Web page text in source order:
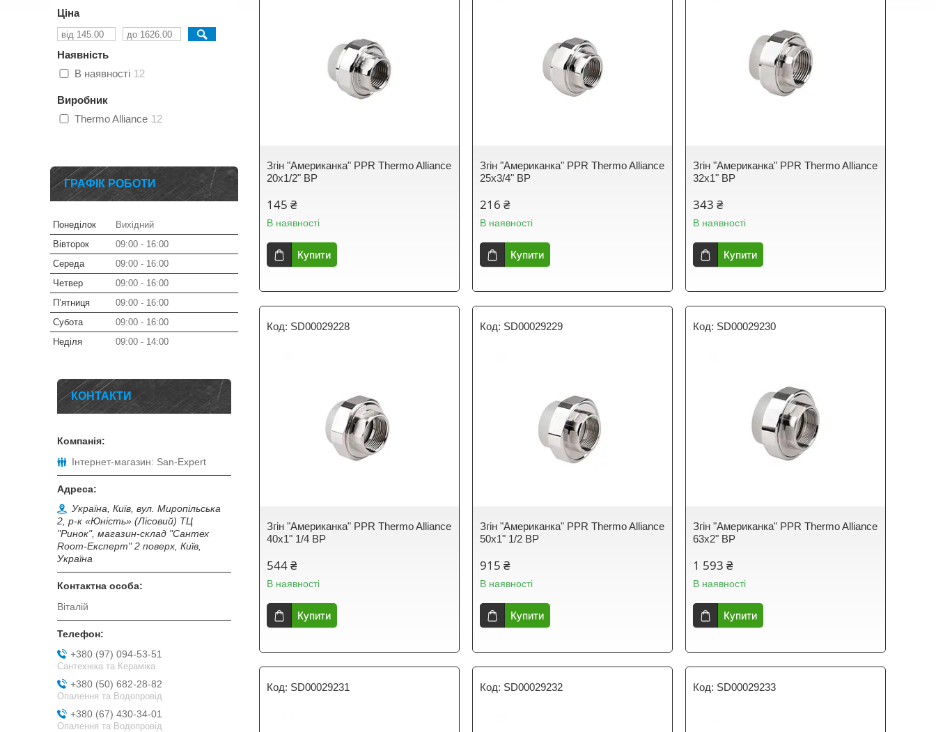
Згін "Американка" PPR Thermo Alliance
20х1/2" ВР
145 ₴
В наявності
Купити
Згін "Американка" PPR Thermo Alliance
25х3/4" ВР
216 ₴
В наявності
Купити
Згін "Американка" PPR Thermo Alliance
32х1" ВР
343 ₴
В наявності
Купити
SD00029228
Згін "Американка" PPR Thermo Alliance
40х1" 1/4 ВР
544 ₴
В наявності
Купити
SD00029229
Згін "Американка" PPR Thermo Alliance
50х1" 1/2 ВР
915 ₴
В наявності
Купити
SD00029230
Згін "Американка" PPR Thermo Alliance
63х2" ВР
1 593 ₴
В наявності
Купити
SD00029231 SD00029232 SD00029233
Ціна
Наявність
В наявності 12
Виробник
Thermo Alliance 12
ГРАФІК РОБОТИ
Понеділок
Вихідний
Вівторок
09:00
16:00
Середа
09:00
16:00
Четвер
09:00
16:00
Пʼятниця
09:00
16:00
Субота
09:00
16:00
Неділя
09:00 14:00
КОНТАКТИ
Інтернет-магазин: San-Expert
Україна, Київ, вул. Миропільська
2, р-к «Юність» (Лісовий) ТЦ
"Ринок", магазин-склад "Сантех
Room-Експерт" 2 поверх, Київ,
Україна
Віталій
+380 (97) 094-53-51
Сантехніка та Кераміка
+380 (50) 682-28-82
Опалення та Водопровід
+380 (67) 430-34-01
Опалення та Водопровід